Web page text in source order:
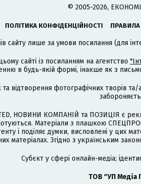
© 2005-2026,
ПОЛІТИКА КОНФІДЕНЦІЙНОСТІ ПРАВИЛА
сайту лише за умови посилання (для
сайті із посиланням на агентство
в будь-якій формі, інакше як з
відтворення фотографічних творів
НОВИНИ КОМПАНІЙ та ПОЗИЦІЯ є
Матеріали з плашкою
і поділяє думки, висловлені у цих
матеріалах. Згідно з українським
Cубєкт у сфері онлайн-медіа;
ТОВ "УП Медіа